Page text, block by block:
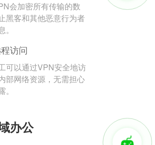
会加密所有传输的数
黑客和其他恶意行为者
访问
可以通过VPN安全地访
部网络资源，无需担心
办公